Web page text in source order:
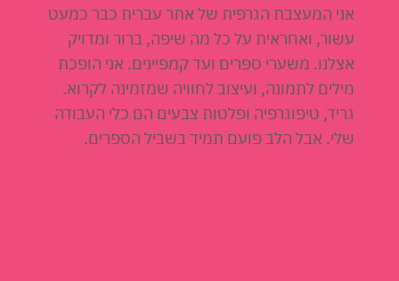
אני המעצבת הגרפית של אתר עברית כבר כמעט
עשור, ואחראית על כל מה שיפה, ברור ומדויק
אצלנו. משערי ספרים ועד קמפיינים. אני הופכת
מילים לתמונה, ועיצוב לחוויה שמזמינה לקרוא.
גריד, טיפוגרפיה ופלטות צבעים הם כלי העבודה
שלי. אבל הלב פועם תמיד בשביל הספרים.